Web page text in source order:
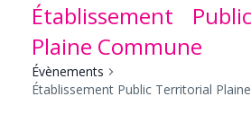
Établissement
Plaine Commune
Évènements
Établissement Public Territorial